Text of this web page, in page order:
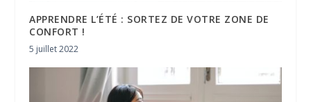
APPRENDRE L’ÉTÉ : SORTEZ DE VOTRE ZONE DE
CONFORT !
5 juillet 2022